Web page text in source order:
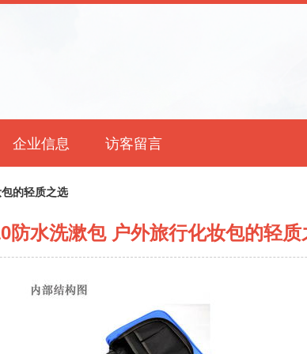
企业信息 访客留言
的轻质之选
防水洗漱包 户外旅行化妆包的轻质